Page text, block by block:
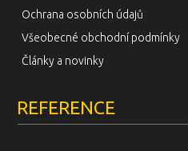
Ochrana osobních údajů
Všeobecné obchodní podmínky
Články a novinky
REFERENCE